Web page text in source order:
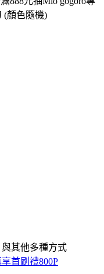
(顏色隨機)
其他多種方式
首刷禮800P